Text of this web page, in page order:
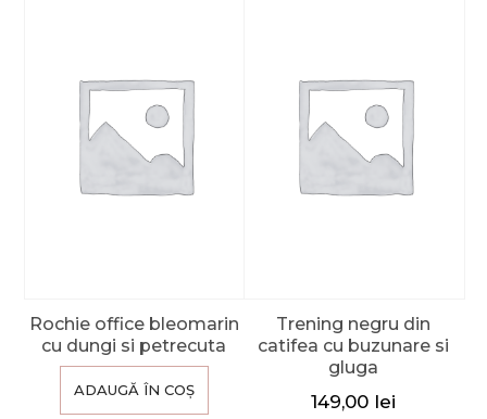
Rochie office bleomarin
cu dungi si petrecuta
ADAUGĂ ÎN COȘ
Trening negru din
catifea cu buzunare si
gluga
149,00 lei